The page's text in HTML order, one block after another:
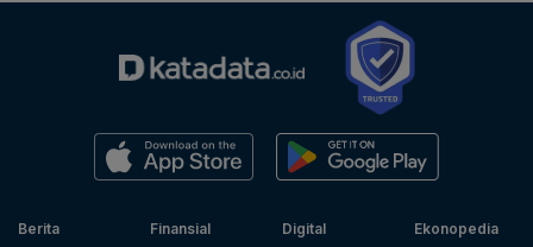
Berita
Finansial
Digital
Ekonopedia